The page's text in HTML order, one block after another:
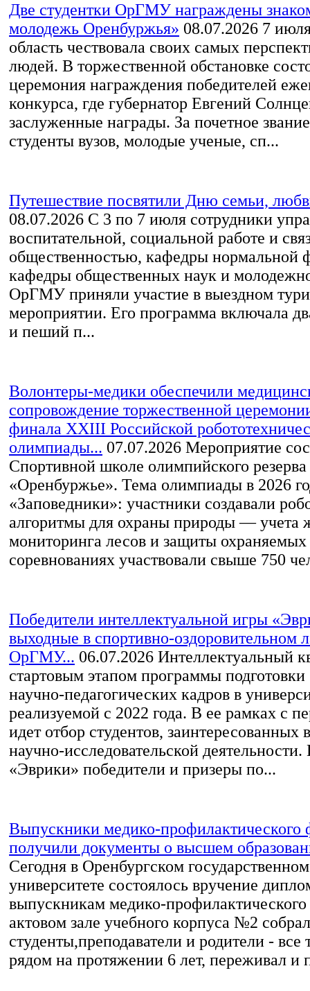
Две студентки ОрГМУ награждены
молодежь Оренбуржья» 08.07.2026 7
область чествовала своих самых
людей. В торжественной обстановке
церемония награждения победителей
конкурса, где губернатор Евгений
заслуженные награды. За почетное
студенты вузов, молодые ученые, сп...
Путешествие посвятили Дню семьи,
08.07.2026 С 3 по 7 июля сотрудники
воспитательной, социальной работе и
общественностью, кафедры нормальной
кафедры общественных наук и
ОрГМУ приняли участие в выездном
мероприятии. Его программа включала
и пеший п...
Волонтеры-медики обеспечили
сопровождение торжественной
финала XXIII Российской
олимпиады... 07.07.2026 Мероприятие
Спортивной школе олимпийского
«Оренбуржье». Тема олимпиады в 2026
«Заповедники»: участники создавали
алгоритмы для охраны природы — учета
мониторинга лесов и защиты
соревнованиях участвовали свыше 750
Победители интеллектуальной игры
выходные в спортивно-оздоровительном
ОрГМУ... 06.07.2026 Интеллектуальный
стартовым этапом программы подготовки
научно‑педагогических кадров в
реализуемой с 2022 года. В ее рамках с
идет отбор студентов, заинтересованных в
научно‑исследовательской
«Эврики» победители и призеры по...
Выпускники медико-профилактического
получили документы о высшем
Сегодня в Оренбургском
университете состоялось вручение
выпускникам медико-профилактического
актовом зале учебного корпуса №2
студенты,преподаватели и родители - все
рядом на протяжении 6 лет, переживал и